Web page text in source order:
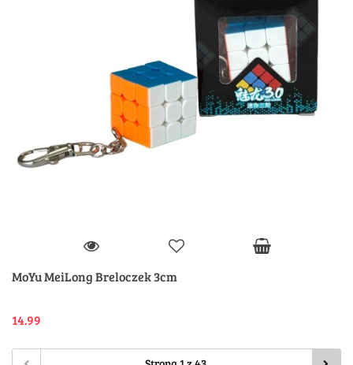
MoYu MeiLong Breloczek 3cm
14.99